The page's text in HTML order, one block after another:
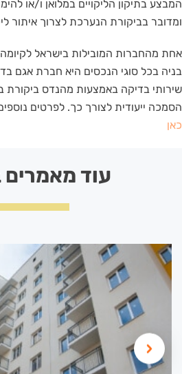
המבצע בתיקון הליקויים במלואן ו/או
ומדובר בביקורת הנערכת לצרוך איתור
אחת מהחברות המובילות בישראל לקיומה
בניה בכל סוגי הנכסים היא חברת אגם
שירותי בדיקה באמצעות מהנדס ביקורת
הסמכה ייעודית לצורך כך. לפרטים
כאן
עוד מאמרים